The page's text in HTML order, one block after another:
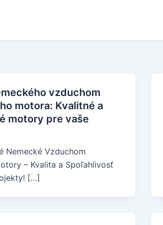
vzduchom
motora: Kvalitné a
motory pre vaše
Nemecké Vzduchom
– Kvalita a Spoľahlivosť
[…]